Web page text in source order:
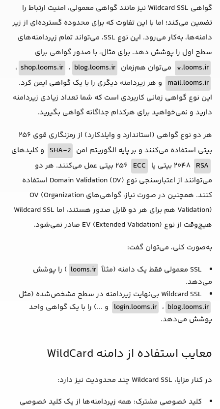
گواهی Wildcard SSL نیز مانند گواهی معمولی، امنیت ارتباط را
تضمین می‌کند؛ اما با این تفاوت که برای محدوده گسترده‌ای از زیر
دامنه‌ها، به‌کار می‌رود. این نوع SSL، می‌تواند تمام زیردامنه‌های
سطح اول را پوشش دهد. برای مثال، با صدور گواهی برای
looms.ir.*
می‌توان هم‌زمان blog.looms.ir ، shop.looms.ir ،
mail.looms.ir و هر زیردامنه دیگری را با یک گواهی ایمن کرد.
این نوع گواهی زمانی کاربردی است که شما تعداد زیادی زیردامنه
دارید و نمی‌خواهید برای هرکدام جداگانه گواهی بگیرید.
هر دو نوع گواهی (استاندارد و وایلدکارد) از رمزنگاری قوی ۲۵۶
بیتی استفاده می‌کنند و بر پایه الگوریتم امن SHA-2 و کلیدهای
RSA
ECC
۲۵۶ بیتی عمل می‌کنند. هر دو
می‌توانند از اعتبارسنجی نوع Domain Validation (DV) استفاده
کنند. همچنین در صورت نیاز، گواهی‌های OV (Organization
Validation) هم برای هر دو قابل صدور هستند، اما Wildcard SSL
هیچ‌وقت از نوع EV (Extended Validation) صادر نمی‌شود.
به‌صورت کلی، می‌توان گفت:
SSL معمولی فقط یک دامنه (مثلاً
looms.ir ) را پوشش
می‌دهد.
Wildcard SSL بی‌نهایت زیردامنه در سطح مشخص‌شده (مثل
blog.looms.ir ، login.looms.ir و ...) را با یک گواهی واحد
پوشش می‌دهد.
معایب استفاده از دامنه WildCard
در کنار مزایا، Wildcard SSL چند محدودیت نیز دارد:
کلید خصوصی مشترک: همه زیردامنه‌ها از یک کلید خصوصی